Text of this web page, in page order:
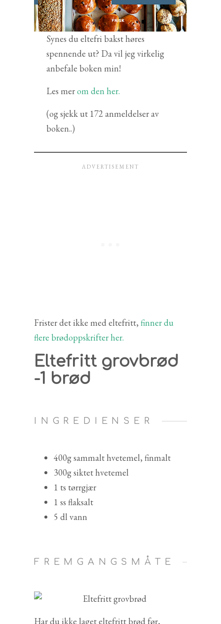
Synes du eltefri bakst høres
spennende ut? Da vil jeg virkelig
anbefale boken min!
Les merom den her.
(og sjekk ut 172 anmeldelser av
boken..)
Frister det ikke med eltefritt, finner du
flere brødoppskrifter her.
Eltefritt grovbrød
-1 brød
INGREDIENSER
400g sammalt hvetemel, finmalt
300g siktet hvetemel
1 ts tørrgjær
1 ss flaksalt
5 dl vann
FREMGANGSMÅTE
Har du ikke laget eltefritt brød før,